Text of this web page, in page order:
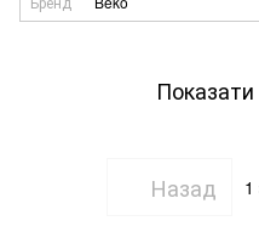
Назад 1